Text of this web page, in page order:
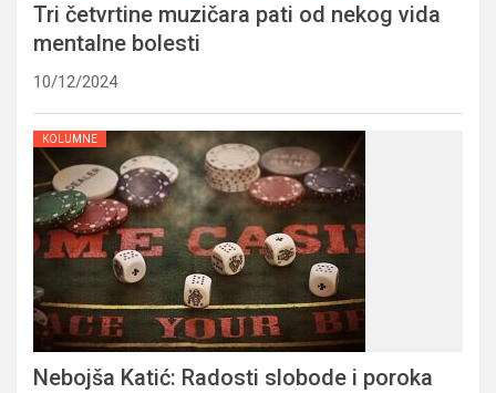
Tri četvrtine muzičara pati od nekog vida
mentalne bolesti
10/12/2024
KOLUMNE
Nebojša Katić: Radosti slobode i poroka